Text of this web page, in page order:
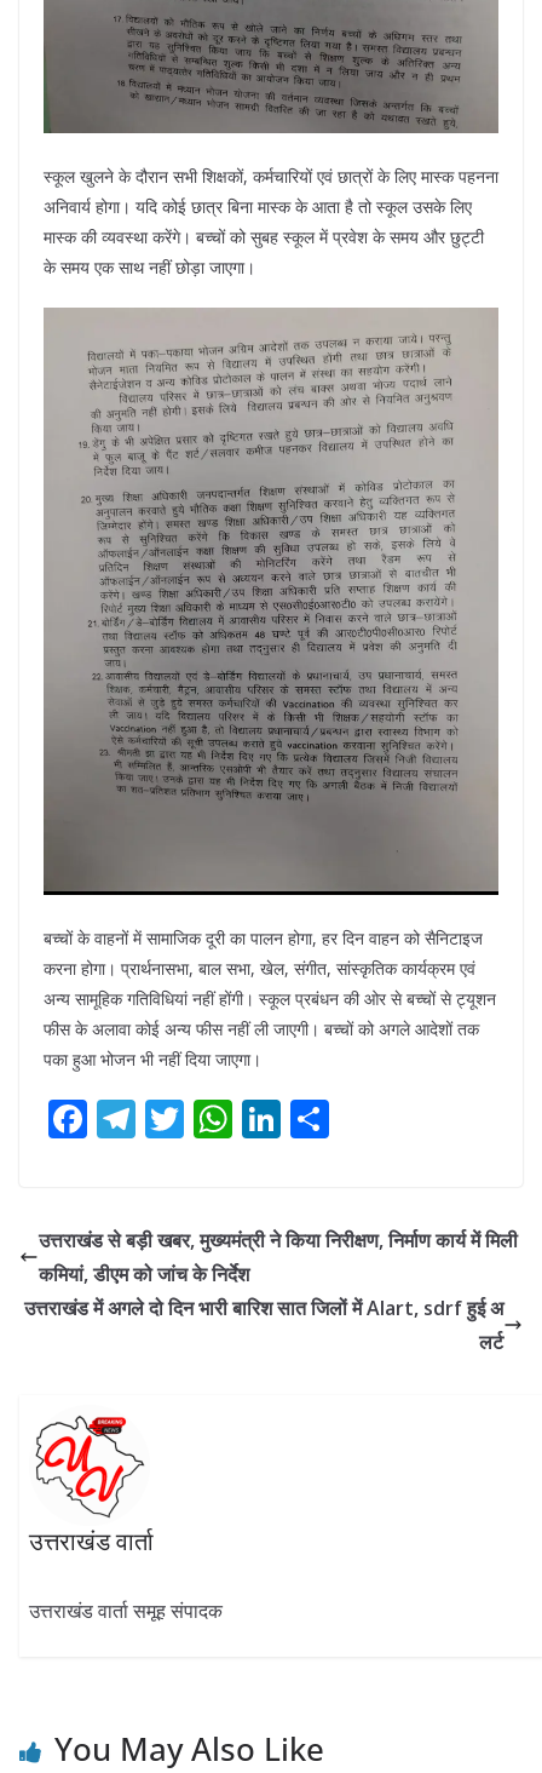
स्कूल खुलने के दौरान सभी शिक्षकों, कर्मचारियों एवं छात्रों के लिए मास्क पहनना
अनिवार्य होगा। यदि कोई छात्र बिना मास्क के आता है तो स्कूल उसके लिए
मास्क की व्यवस्था करेंगे। बच्चों को सुबह स्कूल में प्रवेश के समय और छुट्टी
के समय एक साथ नहीं छोड़ा जाएगा।
बच्चों के वाहनों में सामाजिक दूरी का पालन होगा, हर दिन वाहन को सैनिटाइज
करना होगा। प्रार्थनासभा, बाल सभा, खेल, संगीत, सांस्कृतिक कार्यक्रम एवं
अन्य सामूहिक गतिविधियां नहीं होंगी। स्कूल प्रबंधन की ओर से बच्चों से ट्यूशन
फीस के अलावा कोई अन्य फीस नहीं ली जाएगी। बच्चों को अगले आदेशों तक
पका हुआ भोजन भी नहीं दिया जाएगा।
F
b
o
o
T
gr
a
m
T
er
W
s
A
p
Li
e
n
e
उत्तराखंड से बड़ी खबर, मुख्यमंत्री ने किया निरीक्षण, निर्माण कार्य में मिली
कमियां, डीएम को जांच के निर्देश
उत्तराखंड में अगले दो दिन भारी बारिश सात जिलों में Alart, sdrf हुई अ
लर्ट
उत्तराखंड वार्ता
उत्तराखंड वार्ता समूह संपादक
You May Also Like